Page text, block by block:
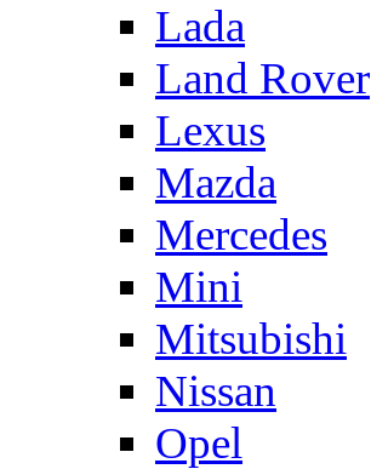
Lada
Land Rover
Lexus
Mazda
Mercedes
Mini
Mitsubishi
Nissan
Opel